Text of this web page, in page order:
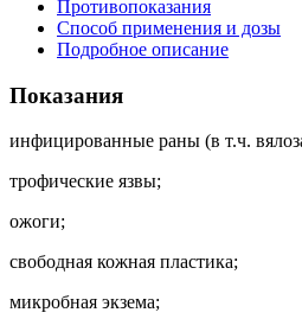
Противопоказания
Способ применения и дозы
Подробное описание
Показания
инфицированные раны (в т.ч.
трофические язвы;
ожоги;
свободная кожная пластика;
микробная экзема;